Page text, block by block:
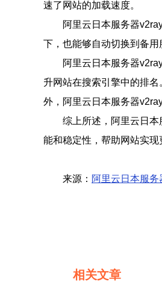
速了网站的加载速度。
阿里云日本服务器
下，也能够自动切换到备
阿里云日本服务器
升网站在搜索引擎中的排
外，阿里云日本服务器
综上所述，阿里云日
能和稳定性，帮助网站实现
来源： 阿里云日本服
相关文章